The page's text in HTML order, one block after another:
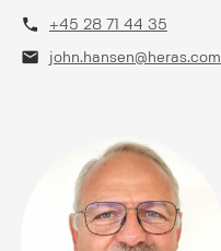
phone +45 28 71 44 35
mail john.hansen@heras.com